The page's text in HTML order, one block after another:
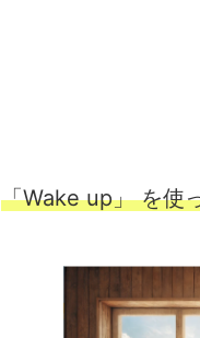
「Wake up」 を使